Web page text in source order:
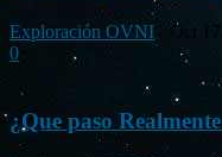
Exploración OVNI - Oct
0
¿Que paso